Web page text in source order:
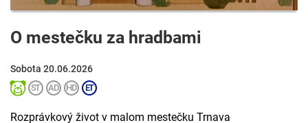
O mestečku za hradbami
Sobota 20.06.2026
Rozprávkový život v malom mestečku Trnava